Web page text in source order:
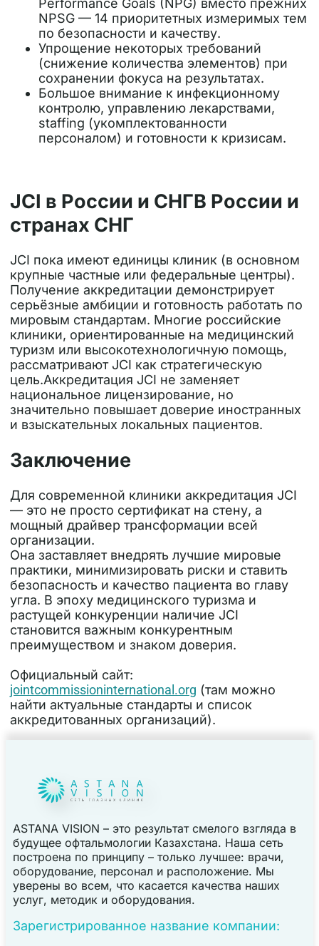
Performance Goals (NPG) вместо прежних
NPSG — 14 приоритетных измеримых тем
по безопасности и качеству.
Упрощение некоторых требований
(снижение количества элементов) при
сохранении фокуса на результатах.
Большое внимание к инфекционному
контролю, управлению лекарствами,
staffing (укомплектованности
персоналом) и готовности к кризисам.
JCI в России и СНГВ России и
странах СНГ
JCI пока имеют единицы клиник (в основном
крупные частные или федеральные центры).
Получение аккредитации демонстрирует
серьёзные амбиции и готовность работать по
мировым стандартам. Многие российские
клиники, ориентированные на медицинский
туризм или высокотехнологичную помощь,
рассматривают JCI как стратегическую
цель.Аккредитация JCI не заменяет
национальное лицензирование, но
значительно повышает доверие иностранных
и взыскательных локальных пациентов.
Заключение
Для современной клиники аккредитация JCI
— это не просто сертификат на стену, а
мощный драйвер трансформации всей
организации.
Она заставляет внедрять лучшие мировые
практики, минимизировать риски и ставить
безопасность и качество пациента во главу
угла. В эпоху медицинского туризма и
растущей конкуренции наличие JCI
становится важным конкурентным
преимуществом и знаком доверия.
Официальный сайт:
jointcommissioninternational.org (там можно
найти актуальные стандарты и список
аккредитованных организаций).
ASTANA VISION – это результат смелого взгляда в
будущее офтальмологии Казахстана. Наша сеть
построена по принципу – только лучшее: врачи,
оборудование, персонал и расположение. Мы
уверены во всем, что касается качества наших
услуг, методик и оборудования.
Зарегистрированное название компании: